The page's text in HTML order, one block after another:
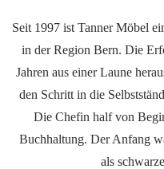
Seit 1997 ist Tanner Möbel
in der Region Bern. Die
Jahren aus einer Laune
den Schritt in die
Die Chefin half von
Buchhaltung. Der Anfang
als